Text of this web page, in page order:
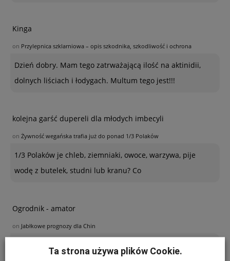
Kinga
on Przylepnica szklarniowa – opis szkodnika, szkodliwość i ochrona
Dzień dobry. Mam tego zatrważającą ilość na aktinidii,
dolnych liściach i łodygach. Multum tego jest!!!
kolejna garść dupereli dla młodych imbecyli
on Żywność wegańska trafia już do ponad 1/3 Polaków
1/3 Polaków je chleb, ziemniaki, owoce, warzywa, pije
wodę z butelek, studni lub kranu? Co
Ogrodnik - amator
on Jabłkowe prognozy dla Chin
Poszukuję sposobu zabezpieczenia sznurków
Ta strona używa plików Cookie.